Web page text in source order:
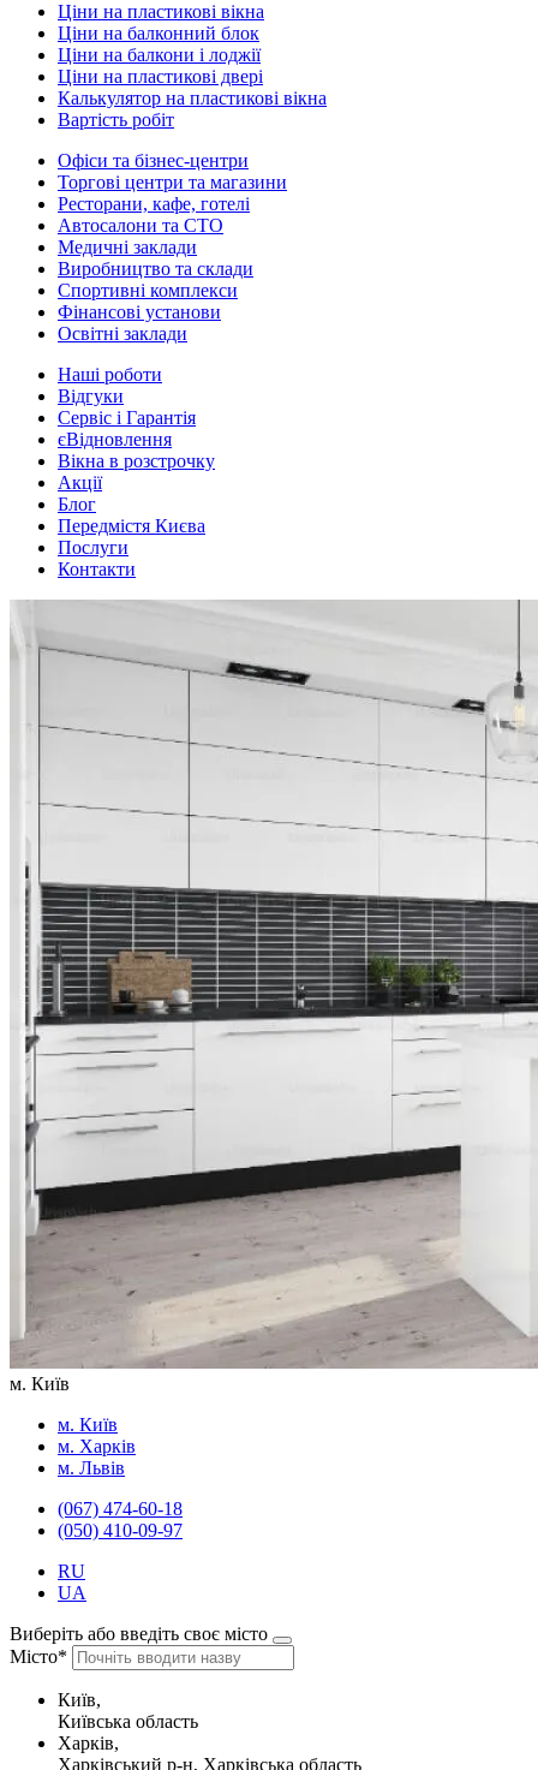
Ціни на пластикові вікна
Ціни на балконний блок
Ціни на балкони і лоджії
Ціни на пластикові двері
Калькулятор на пластикові вікна
Вартість робіт
Офіси та бізнес-центри
Торгові центри та магазини
Ресторани, кафе, готелі
Автосалони та СТО
Медичні заклади
Виробництво та склади
Спортивні комплекси
Фінансові установи
Освітні заклади
Наші роботи
Відгуки
Сервіс і Гарантія
єВідновлення
Вікна в розстрочку
Акції
Блог
Передмістя Києва
Послуги
Контакти
м. Київ
м. Київ
м. Харків
м. Львів
(067) 474-60-18
(050) 410-09-97
RU
UA
Виберіть або введіть своє місто
Місто*
Київ,
Київська область
Харків,
Харківський р-н, Харківська область